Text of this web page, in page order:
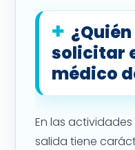
solicitar
médico
En las
salida tiene